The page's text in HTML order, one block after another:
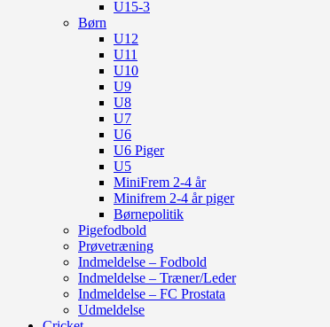
U15-3
Børn
U12
U11
U10
U9
U8
U7
U6
U6 Piger
U5
MiniFrem 2-4 år
Minifrem 2-4 år piger
Børnepolitik
Pigefodbold
Prøvetræning
Indmeldelse – Fodbold
Indmeldelse – Træner/Leder
Indmeldelse – FC Prostata
Udmeldelse